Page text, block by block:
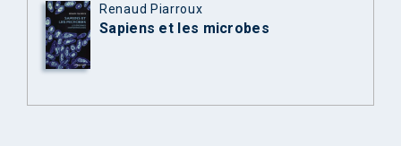
Renaud Piarroux
Sapiens et les microbes